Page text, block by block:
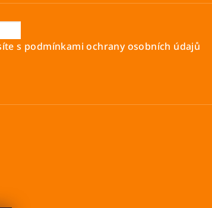
s podmínkami ochrany osobních údajů